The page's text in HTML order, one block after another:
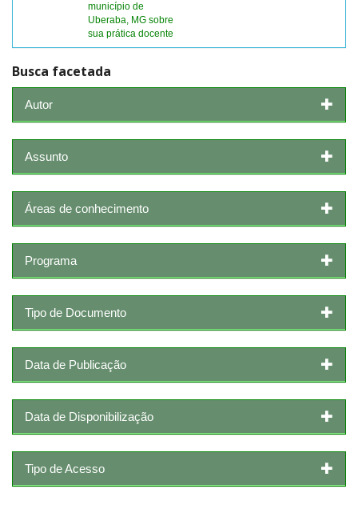
município de
Uberaba, MG sobre
sua prática docente
Busca facetada
Autor
Assunto
Áreas de conhecimento
Programa
Tipo de Documento
Data de Publicação
Data de Disponibilização
Tipo de Acesso